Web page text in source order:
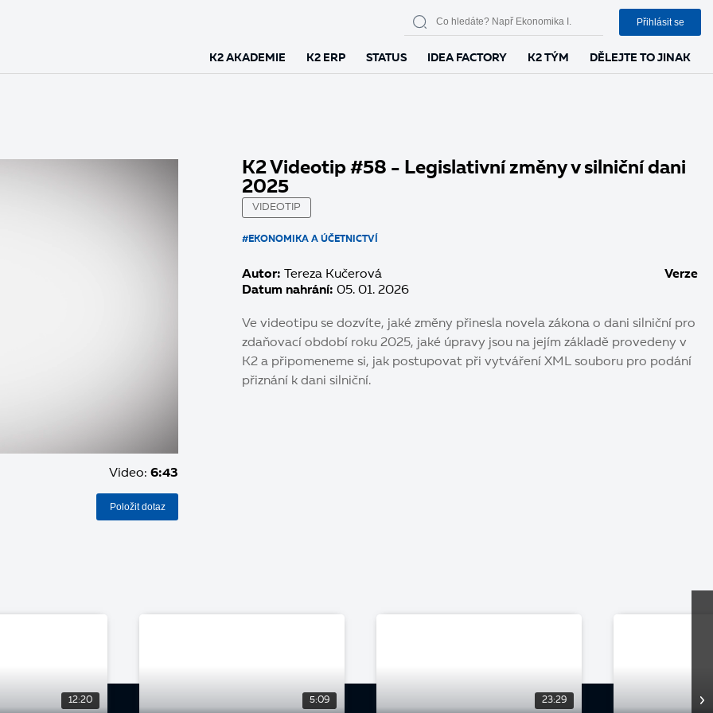
K2 AKADEMIE K2 ERP STATUS IDEA FACTORY K2 TÝM DĚLEJTE TO JINAK
Přihlásit se
Video: 6:43
K2 Videotip #58 - Legislativní změny v silniční dani
2025
VIDEOTIP
#EKONOMIKA A ÚČETNICTVÍ
Autor: Tereza Kučerová
Datum nahrání: 05. 01. 2026
Verze
Ve videotipu se dozvíte, jaké změny přinesla novela zákona o dani silniční pro
zdaňovací období roku 2025, jaké úpravy jsou na jejím základě provedeny v
K2 a připomeneme si, jak postupovat při vytváření XML souboru pro podání
přiznání k dani silniční.
Položit dotaz
12:20 5:09 23:29